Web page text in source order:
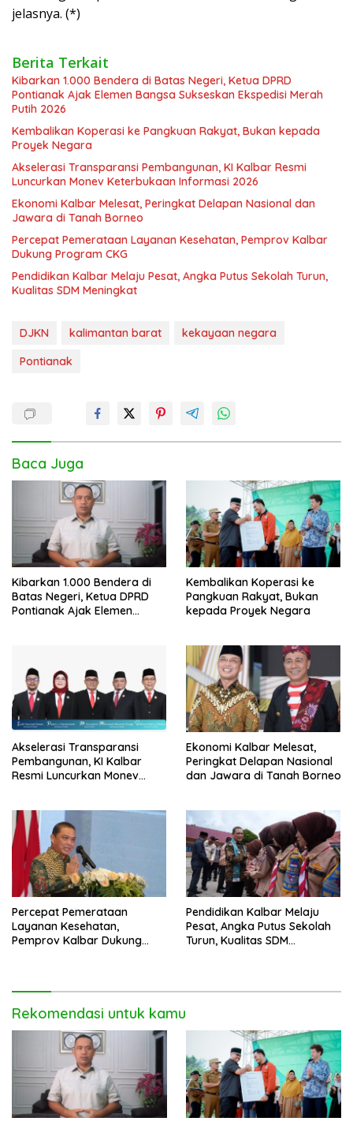
jelasnya. (*)
Berita Terkait
Kibarkan 1.000 Bendera di Batas Negeri, Ketua DPRD
Pontianak Ajak Elemen Bangsa Sukseskan Ekspedisi Merah
Putih 2026
Kembalikan Koperasi ke Pangkuan Rakyat, Bukan kepada
Proyek Negara
Akselerasi Transparansi Pembangunan, KI Kalbar Resmi
Luncurkan Monev Keterbukaan Informasi 2026
Ekonomi Kalbar Melesat, Peringkat Delapan Nasional dan
Jawara di Tanah Borneo
Percepat Pemerataan Layanan Kesehatan, Pemprov Kalbar
Dukung Program CKG
Pendidikan Kalbar Melaju Pesat, Angka Putus Sekolah Turun,
Kualitas SDM Meningkat
DJKN kalimantan barat
kekayaan negara
Pontianak
Baca Juga
Kibarkan 1.000 Bendera di
Batas Negeri, Ketua DPRD
Pontianak Ajak Elemen
Kembalikan Koperasi ke
Pangkuan Rakyat, Bukan
kepada Proyek Negara
Akselerasi Transparansi
Pembangunan, KI Kalbar
Resmi Luncurkan Monev
Ekonomi Kalbar Melesat,
Peringkat Delapan Nasional
dan Jawara di Tanah Borneo
Percepat Pemerataan
Layanan Kesehatan,
Pemprov Kalbar Dukung
Pendidikan Kalbar Melaju
Pesat, Angka Putus Sekolah
Turun, Kualitas SDM
Rekomendasi untuk kamu